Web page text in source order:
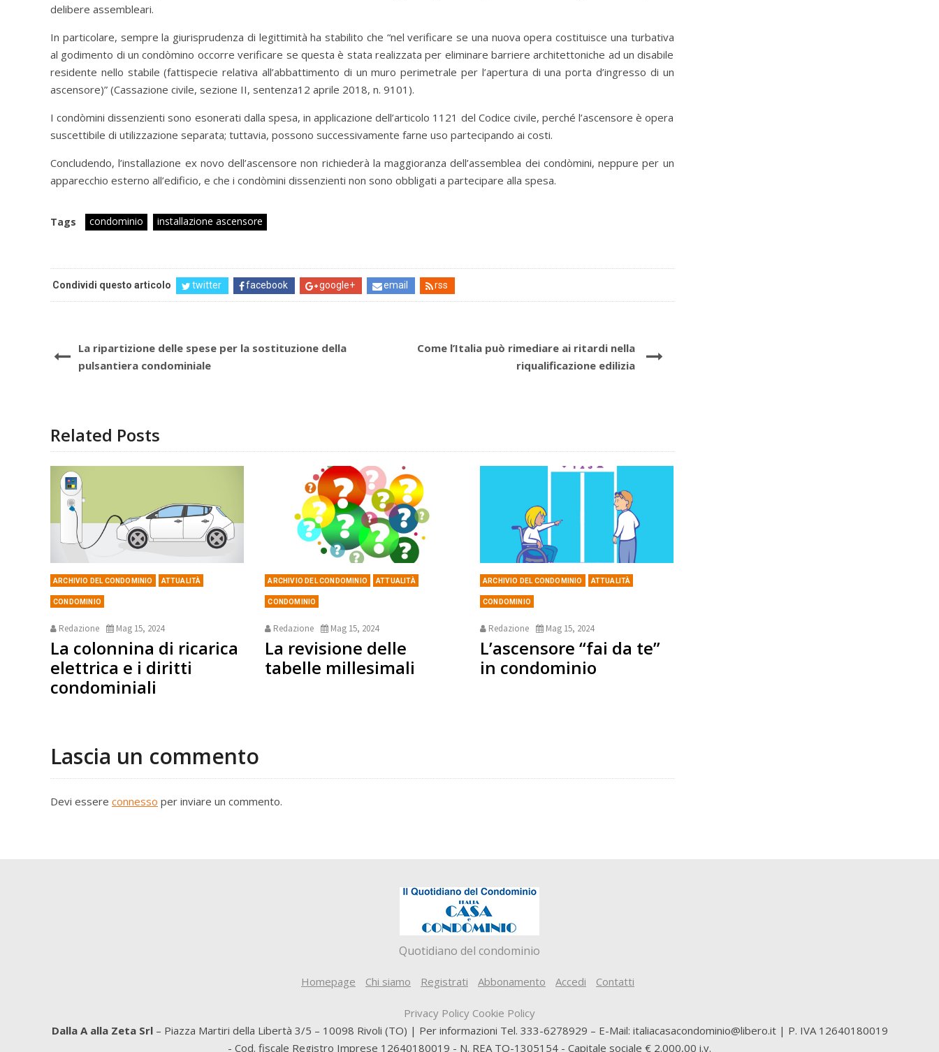
delibere assembleari.
In particolare, sempre la giurisprudenza di legittimità ha stabilito che “nel verificare se una nuova opera costituisce una turbativa
al godimento di un condòmino occorre verificare se questa è stata realizzata per eliminare barriere architettoniche ad un disabile
residente nello stabile (fattispecie relativa all’abbattimento di un muro perimetrale per l’apertura di una porta d’ingresso di un
ascensore)” (Cassazione civile, sezione II, sentenza12 aprile 2018, n. 9101).
I condòmini dissenzienti sono esonerati dalla spesa, in applicazione dell’articolo 1121 del Codice civile, perché l’ascensore è opera
suscettibile di utilizzazione separata; tuttavia, possono successivamente farne uso partecipando ai costi.
Concludendo, l’installazione ex novo dell’ascensore non richiederà la maggioranza dell’assemblea dei condòmini, neppure per un
apparecchio esterno all’edificio, e che i condòmini dissenzienti non sono obbligati a partecipare alla spesa.
Tags condominio installazione ascensore
Condividi questo articolo twitter facebook google+ email rss
La ripartizione delle spese per la sostituzione della
pulsantiera condominiale
Come l’Italia può rimediare ai ritardi nella
riqualificazione edilizia
Related Posts
ARCHIVIO DEL CONDOMINIO ATTUALITÀ
CONDOMINIO
Redazione Mag 15, 2024
La colonnina di ricarica
elettrica e i diritti
condominiali
ARCHIVIO DEL CONDOMINIO ATTUALITÀ
CONDOMINIO
Redazione Mag 15, 2024
La revisione delle
tabelle millesimali
ARCHIVIO DEL CONDOMINIO ATTUALITÀ
CONDOMINIO
Redazione Mag 15, 2024
L’ascensore “fai da te”
in condominio
Lascia un commento
Devi essere connesso per inviare un commento.
Quotidiano del condominio
Homepage Chi siamo Registrati Abbonamento Accedi Contatti
Privacy Policy Cookie Policy
Dalla A alla Zeta Srl– Piazza Martiri della Libertà 3/5 – 10098 Rivoli (TO) | Per informazioni Tel. 333-6278929 – E-Mail: italiacasacondominio@libero.it | P. IVA 12640180019
- Cod. fiscale Registro Imprese 12640180019 - N. REA TO-1305154 - Capitale sociale € 2.000,00 i.v.